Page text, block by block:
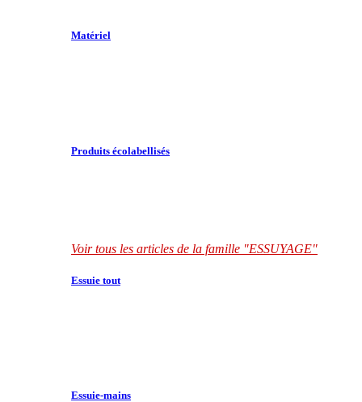
Matériel
Produits écolabellisés
Voir tous les articles de la famille "ESSUYAGE"
Essuie tout
Essuie-mains